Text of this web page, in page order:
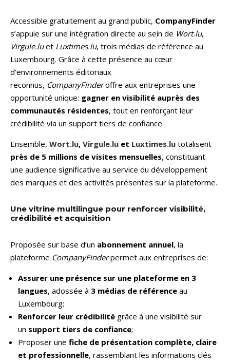
Accessible gratuitement au grand public, CompanyFinder
s’appuie sur une intégration directe au sein de Wort.lu,
Virgule.luet Luxtimes.lu, trois médias de référence au
Luxembourg. Grâce à cette présence au cœur
d’environnements éditoriaux
reconnus, CompanyFinderoffre aux entreprises une
opportunité unique: gagner en visibilité auprès des
communautés résidentes, tout en renforçant leur
crédibilité via un support tiers de confiance.
Ensemble, Wort.lu, Virgule.lu et Luxtimes.lu totalisent
près de 5 millions de visites mensuelles, constituant
une audience significative au service du développement
des marques et des activités présentes sur la plateforme.
Une vitrine multilingue pour renforcer visibilité,
crédibilité et acquisition
Proposée sur base d’un abonnement annuel, la
plateforme CompanyFinderpermet aux entreprises de:
Assurer une présence sur une plateforme en 3
langues, adossée à 3 médias de référence au
Luxembourg;
Renforcer leur crédibilité grâce à une visibilité sur
un support tiers de confiance;
Proposer une fiche de présentation complète, claire
et professionnelle, rassemblant les informations clés